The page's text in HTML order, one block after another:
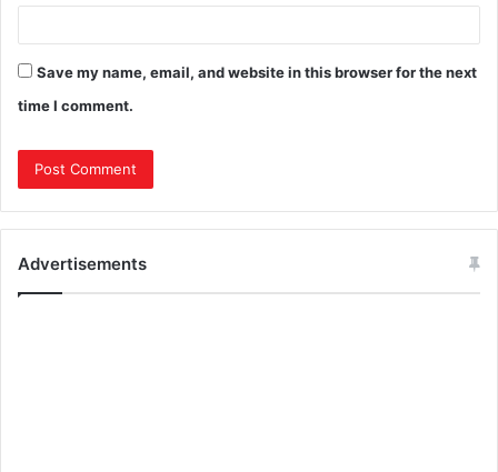
Save my name, email, and website in this browser for the next
time I comment.
Advertisements